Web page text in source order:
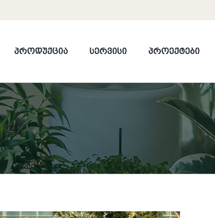
პროდუქცია სერვისი პროექტები